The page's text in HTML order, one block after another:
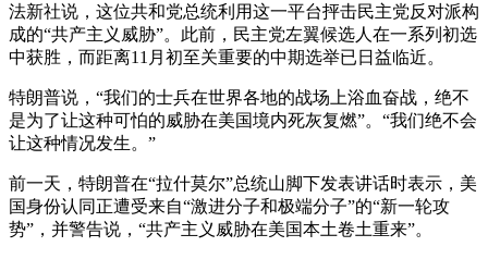
法新社说，这位共和党总统利用这一平台抨击民主党反对派构
成的“共产主义威胁”。此前，民主党左翼候选人在一系列初选
中获胜，而距离11月初至关重要的中期选举已日益临近。
特朗普说，“我们的士兵在世界各地的战场上浴血奋战，绝不
是为了让这种可怕的威胁在美国境内死灰复燃”。“我们绝不会
让这种情况发生。”
前一天，特朗普在“拉什莫尔”总统山脚下发表讲话时表示，美
国身份认同正遭受来自“激进分子和极端分子”的“新一轮攻
势”，并警告说，“共产主义威胁在美国本土卷土重来”。